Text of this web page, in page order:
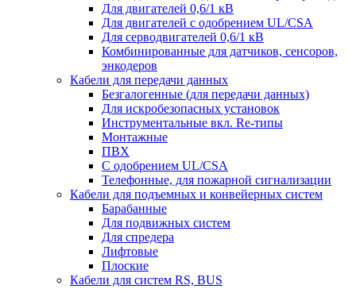
Для двигателей 0,6/1 кВ
Для двигателей с одобрением UL/CSA
Для серводвигателей 0,6/1 кВ
Комбинированные для датчиков, cенсоров,
энкодеров
Кабели для передачи данных
Безгалогенные (для передачи данных)
Для искробезопасных установок
Инструментальные вкл. Re-типы
Монтажные
ПВХ
С одобрением UL/CSA
Телефонные, для пожарной сигнализации
Кабели для подъемных и конвейерных систем
Барабанные
Для подвижных систем
Для спредера
Лифтовые
Плоские
Кабели для систем RS, BUS